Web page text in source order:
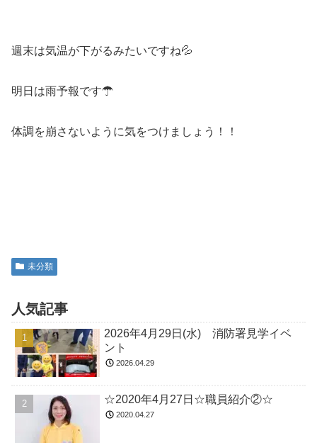
週末は気温が下がるみたいですね💦
明日は雨予報です☂
体調を崩さないように気をつけましょう！！
未分類
人気記事
2026年4月29日(水) 消防署見学イベ
ント
2026.04.29
☆2020年4月27日☆職員紹介②☆
2020.04.27